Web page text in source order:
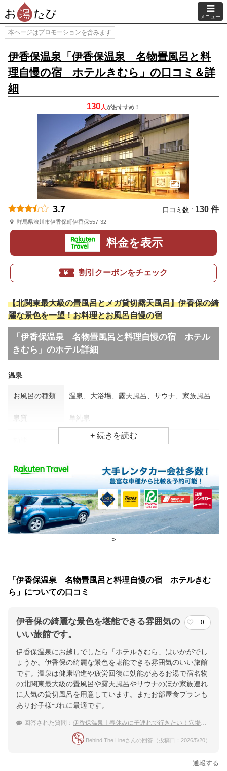
メニュー
本ページはプロモーションを含みます
伊香保温泉「伊香保温泉 名物畳風呂と料
理自慢の宿 ホテルきむら」の口コミ＆詳
細
130 人がおすすめ！
3.7 口コミ数 : 130 件
群馬県渋川市伊香保町伊香保557-32
料金を表示
割引クーポンをチェック
【北関東最大級の畳風呂とメガ貸切露天風呂】伊香保の綺
麗な景色を一望！お料理とお風呂自慢の宿
「伊香保温泉 名物畳風呂と料理自慢の宿 ホテル
きむら」のホテル詳細
温泉
お風呂の種類 温泉、大浴場、露天風呂、サウナ、家族風呂
泉質 単純泉
健康、疲労回復
食事場所
朝食 部屋、レストラン
夕食 部屋、レストラン
チェックイン・チェックアウト時間
チェックアウ
ト
10:00
交通アクセス
ＪＲ渋川駅→路線バス（30分）→伊香保バスターミナル下車、ま
提供：楽天トラベル
楽天トラベルで
ホテル詳細を詳しく見る
>
「伊香保温泉 名物畳風呂と料理自慢の宿 ホテルきむ
ら」についての口コミ
伊香保の綺麗な景色を堪能できる雰囲気の
いい旅館です。
0
伊香保温泉にお越しでしたら「ホテルきむら」はいかがでし
ょうか。伊香保の綺麗な景色を堪能できる雰囲気のいい旅館
です。温泉は健康増進や疲労回復に効能があるお湯で宿名物
の北関東最大級の畳風呂や露天風呂やサウナのほか家族連れ
に人気の貸切風呂を用意しています。またお部屋食プランも
ありお子様づれに最適です。
回答された質問： 伊香保温泉｜春休みに子連れで行きたい！穴場な宿のおすすめは？
Behind The Lineさんの回答（投稿日：2026/5/20）
通報する